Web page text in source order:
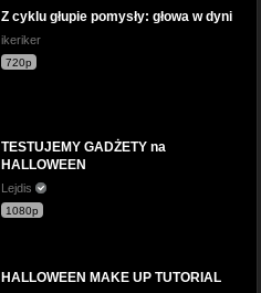
Z cyklu głupie pomysły: głowa w dyni
ikeriker
720p
TESTUJEMY GADŻETY na
HALLOWEEN
Lejdis
1080p
HALLOWEEN MAKE UP TUTORIAL